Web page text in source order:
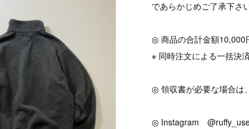
であらかじめご了承下さ
◎ 商品の合計金額10,000
※ 同時注文による一括決
◎ 領収書が必要な場合は
◎ Instagram